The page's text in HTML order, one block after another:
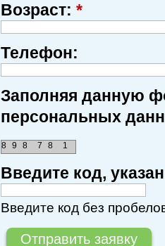
Возраст: *
Телефон:
Заполняя данную
персональных
8 9 8 1
7 8
Введите код,
Введите код без